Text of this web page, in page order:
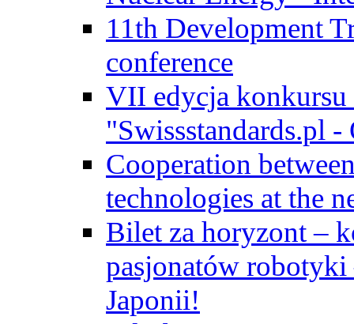
11th Development
conference
VII edycja konkursu
"Swissstandards.pl
Cooperation
technologies at the
Bilet za horyzont –
pasjonatów
Japonii!